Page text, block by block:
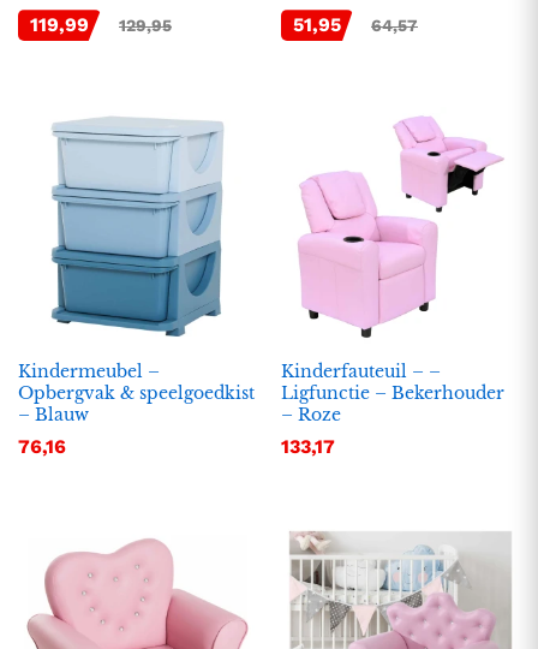
119,99 129,95 51,95 64,57
Kindermeubel –
Opbergvak & speelgoedkist
– Blauw
76,16
Kinderfauteuil – –
Ligfunctie – Bekerhouder
– Roze
133,17